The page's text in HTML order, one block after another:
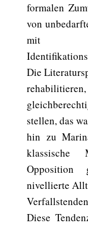
formalen
von
mit
Die
stellen, das
hin zu
klassische
Opposition
nivellierte
Diese